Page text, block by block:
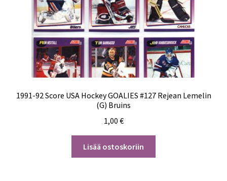
1991-92 Score USA Hockey GOALIES #127 Rejean Lemelin
(G) Bruins
1,00 €
Lisää ostoskoriin